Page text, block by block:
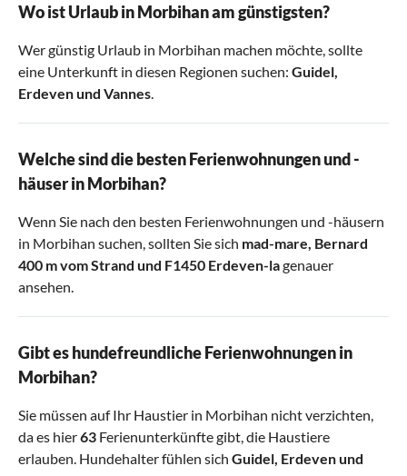
Wo ist Urlaub in Morbihan am günstigsten?
Wer günstig Urlaub in Morbihan machen möchte, sollte
eine Unterkunft in diesen Regionen suchen: Guidel
Erdevenund Vannes
Welche sind die besten Ferienwohnungen und -
häuser in Morbihan?
Wenn Sie nach den besten Ferienwohnungen und -häusern
in Morbihan suchen, sollten Sie sich mad-mare Bernard
400 m vom Strand und F1450 Erdeven-lagenauer
ansehen.
Gibt es hundefreundliche Ferienwohnungen in
Morbihan?
Sie müssen auf Ihr Haustier in Morbihan nicht verzichten,
da es hier63 Ferienunterkünfte gibt, die Haustiere
erlauben. Hundehalter fühlen sich Guidel Erdevenund